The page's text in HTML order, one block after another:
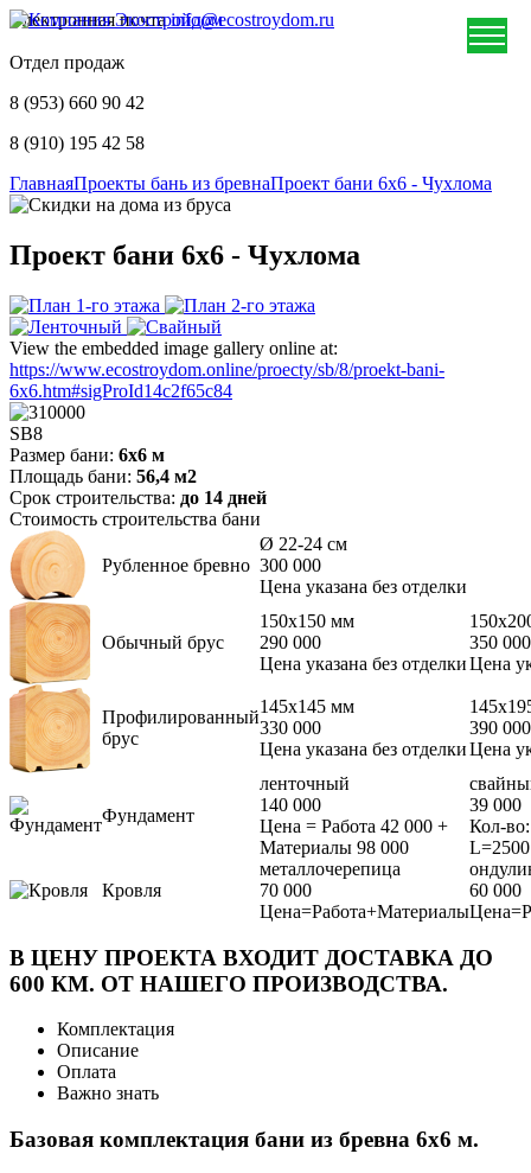
Электронная почта info@ecostroydom.ru
Отдел продаж
8 (953) 660 90 42
8 (910) 195 42 58
ГлавнаяПроекты бань из бревнаПроект бани 6х6 - Чухлома
Проект бани 6х6 - Чухлома
View the embedded image gallery online at:
https://www.ecostroydom.online/proecty/sb/8/proekt-bani-
6x6.htm#sigProId14c2f65c84
SB8
Размер бани: 6х6 м
Площадь бани: 56,4 м2
Срок строительства: до 14 дней
Стоимость строительства бани
Рубленное бревно
Ø 22-24 см
300 000
Цена указана без отделки
Обычный брус
150х150 мм
290 000
Цена указана без отделки
350 000
Цена
Профилированный
брус
145х145 мм
330 000
Цена указана без отделки
390 000
Цена
Фундамент
ленточный
140 000
Цена = Работа 42 000 +
Материалы 98 000
39 000
Кол-
Кровля
металлочерепица
70 000
Цена=Работа+Материалы
60 000
В ЦЕНУ ПРОЕКТА ВХОДИТ ДОСТАВКА ДО
600 КМ. ОТ НАШЕГО ПРОИЗВОДСТВА.
Комплектация
Описание
Оплата
Важно знать
Базовая комплектация бани из бревна 6х6 м.